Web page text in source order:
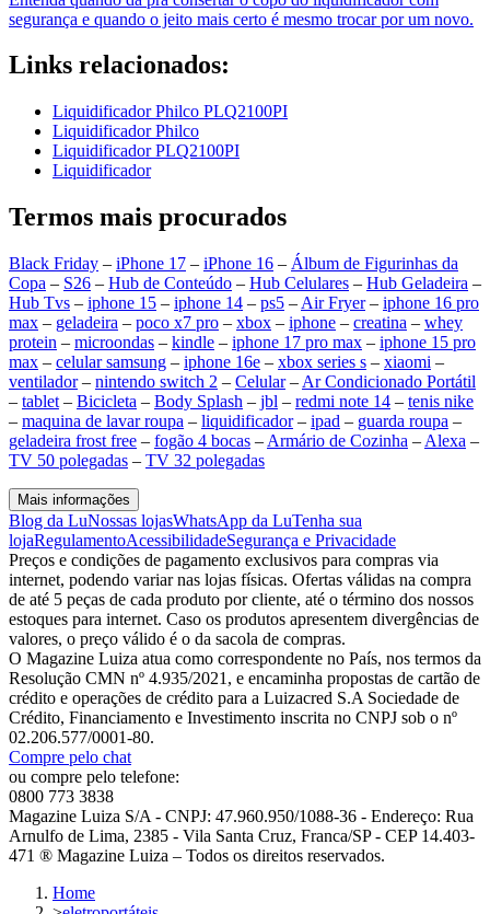
segurança e quando o jeito mais certo é mesmo trocar por um novo.
Links relacionados:
Liquidificador Philco PLQ2100PI
Liquidificador Philco
Liquidificador PLQ2100PI
Liquidificador
Termos mais procurados
Black Friday – iPhone 17 – iPhone 16 – Álbum de Figurinhas da
Copa – S26 – Hub de Conteúdo – Hub Celulares – Hub Geladeira –
Hub Tvs – iphone 15 – iphone 14 – ps5 – Air Fryer– iphone 16 pro
max – geladeira – poco x7 pro – xbox – iphone – creatina – whey
protein – microondas – kindle – iphone 17 pro max – iphone 15 pro
max – celular samsung – iphone 16e – xbox series s – xiaomi –
ventilador– nintendo switch 2 – Celular– Ar Condicionado Portátil
– tablet – Bicicleta – Body Splash – jbl – redmi note 14 – tenis nike
– maquina de lavar roupa – liquidificador– ipad – guarda roupa –
geladeira frost free – fogão 4 bocas – Armário de Cozinha – Alexa –
TV 50 polegadas – TV 32 polegadas
Mais informações
Blog da LuNossas lojasWhatsApp da LuTenha sua
lojaRegulamentoAcessibilidadeSegurança e Privacidade
Preços e condições de pagamento exclusivos para compras via
internet, podendo variar nas lojas físicas. Ofertas válidas na compra
de até 5 peças de cada produto por cliente, até o término dos nossos
estoques para internet. Caso os produtos apresentem divergências de
valores, o preço válido é o da sacola de compras.
O Magazine Luiza atua como correspondente no País, nos termos da
Resolução CMN nº 4.935/2021, e encaminha propostas de cartão de
crédito e operações de crédito para a Luizacred S.A Sociedade de
Crédito, Financiamento e Investimento inscrita no CNPJ sob o nº
02.206.577/0001-80.
Compre pelo chat
ou compre pelo telefone:
0800 773 3838
Magazine Luiza S/A - CNPJ: 47.960.950/1088-36 - Endereço: Rua
Arnulfo de Lima, 2385 - Vila Santa Cruz, Franca/SP - CEP 14.403-
471 ® Magazine Luiza – Todos os direitos reservados.
Home